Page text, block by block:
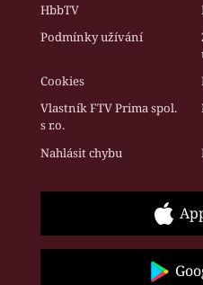
HbbTV
Podmínky užívání
Cookies
Vlastník FTV Prima spol.
s r.o.
Nahlásit chybu